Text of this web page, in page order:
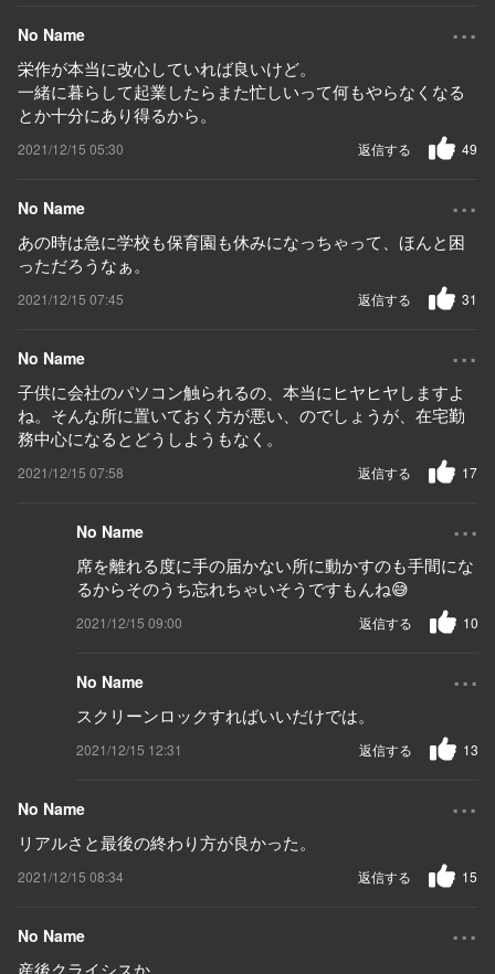
No Name ...
栄作が本当に改心していれば良いけど。
一緒に暮らして起業したらまた忙しいって何もやらなくなる
とか十分にあり得るから。
2021/12/15 05:30 49
返信する
No Name ...
あの時は急に学校も保育園も休みになっちゃって、ほんと困
っただろうなぁ。
2021/12/15 07:45 31
返信する
No Name ...
子供に会社のパソコン触られるの、本当にヒヤヒヤしますよ
ね。そんな所に置いておく方が悪い、のでしょうが、在宅勤
務中心になるとどうしようもなく。
2021/12/15 07:58 17
返信する
No Name ...
席を離れる度に手の届かない所に動かすのも手間にな
るからそのうち忘れちゃいそうですもんね😅
2021/12/15 09:00 10
返信する
No Name ...
スクリーンロックすればいいだけでは。
2021/12/15 12:31 13
返信する
No Name ...
リアルさと最後の終わり方が良かった。
2021/12/15 08:34 15
返信する
No Name ...